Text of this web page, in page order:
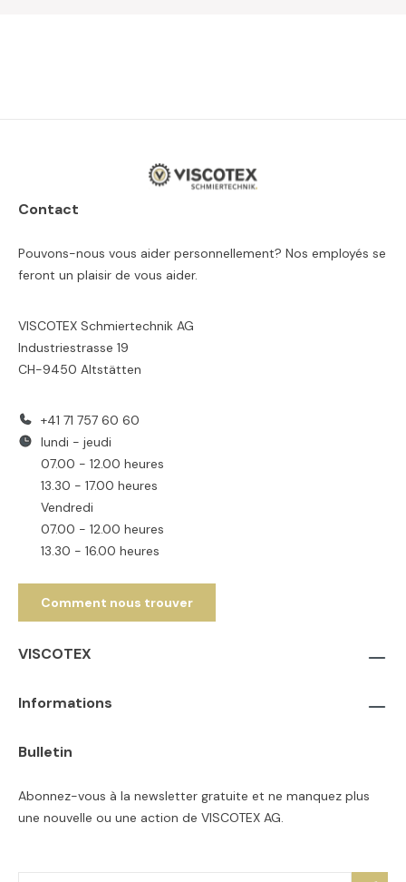
Contact
Pouvons-nous vous aider personnellement? Nos employés se
feront un plaisir de vous aider.
VISCOTEX Schmiertechnik AG
Industriestrasse 19
CH-9450 Altstätten
+41 71 757 60 60
lundi - jeudi
07.00 - 12.00 heures
13.30 - 17.00 heures
Vendredi
07.00 - 12.00 heures
13.30 - 16.00 heures
Comment nous trouver
VISCOTEX
Informations
Bulletin
Abonnez-vous à la newsletter gratuite et ne manquez plus
une nouvelle ou une action de VISCOTEX AG.